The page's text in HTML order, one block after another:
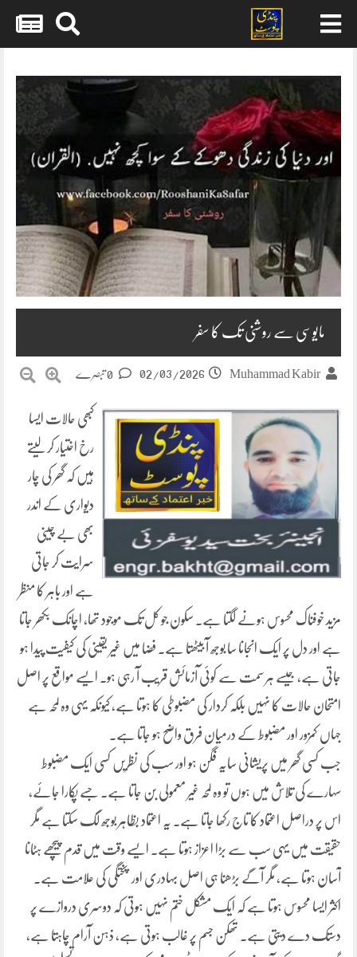
content
مایوسی سے روشنی تک کا سفر
Muhammad Kabir
02/03/2026
کبھی حالات ایسا
رخ اختیار کر لیتے
ہیں کہ گھر کی چار
دیواری کے اندر
بھی بے چینی
سرایت کر جاتی
ہے اور باہر کا منظر
مزید خوفناک محسوس ہونے لگتا ہے۔ سکون جو کل تک موجود تھا، اچانک بکھر جاتا
ہے اور دل پر ایک انجانا سا بوجھ آ بیٹھتا ہے۔ فضا میں غیر یقینی کی کیفیت پیدا ہو
جاتی ہے، جیسے ہر سمت سے کوئی آزمائش قریب آ رہی ہو۔ ایسے مواقع پر اصل
امتحان حالات کا نہیں بلکہ کردار کی مضبوطی کا ہوتا ہے، کیونکہ یہی وہ لمحہ ہے
جہاں کمزور اور مضبوط کے درمیان فرق واضح ہو جاتا ہے۔
جب کسی گھر میں پریشانی سایہ فگن ہو اور سب کی نظریں کسی ایک مضبوط
سہارے کی تلاش میں ہوں تو وہ لمحہ غیر معمولی بن جاتا ہے۔ جسے پکارا جائے،
اس پر دراصل اعتماد کا تاج رکھا جاتا ہے۔ یہ اعتماد بظاہر بوجھ لگ سکتا ہے مگر
حقیقت میں یہی سب سے بڑا اعزاز ہوتا ہے۔ ایسے وقت میں قدم پیچھے ہٹانا
آسان ہوتا ہے، مگر آگے بڑھنا ہی اصل بہادری اور پختگی کی علامت ہے۔
اکثر ایسا محسوس ہوتا ہے کہ ایک مشکل ختم نہیں ہوتی کہ دوسری دروازے پر
دستک دے دیتی ہے۔ تھکن جسم پر غالب ہوتی ہے، ذہن آرام چاہتا ہے،